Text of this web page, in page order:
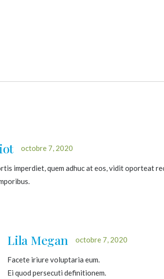
octobre 7, 2020
imperdiet, quem adhuc at eos, vidit oporteat
Lila Megan octobre 7, 2020
Facete iriure voluptaria eum.
Ei quod persecuti definitionem.